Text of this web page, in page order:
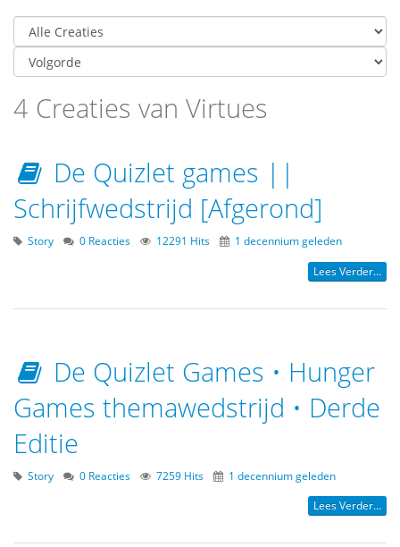
4 Creaties van Virtues
De Quizlet games ||
Schrijfwedstrijd [Afgerond]
Story 0 Reacties 12291 Hits 1 decennium geleden
Lees Verder...
De Quizlet Games • Hunger
Games themawedstrijd • Derde
Editie
Story 0 Reacties 7259 Hits 1 decennium geleden
Lees Verder...